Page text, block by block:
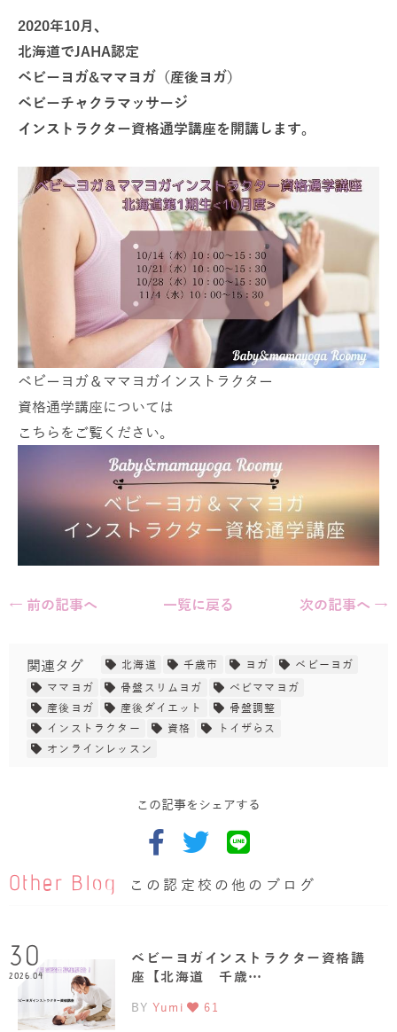
2020年10月、
北海道でJAHA認定
ベビーヨガ&ママヨガ（産後ヨガ）
ベビーチャクラマッサージ
インストラクター資格通学講座を開講します。
ベビーヨガ＆ママヨガインストラクター
資格通学講座については
こちらをご覧ください。
← 前の記事へ 一覧に戻る 次の記事へ →
関連タグ 北海道 千歳市 ヨガ
ベビーヨガ
ママヨガ
骨盤スリムヨガ
べビママヨガ
産後ヨガ
産後ダイエット
骨盤調整
インストラクター
資格
トイザらス
オンラインレッスン
この記事をシェアする
Other Blog この認定校の他のブログ
30
2026.04
ベビーヨガインストラクター資格講
座【北海道 千歳…
BY Yumi 61